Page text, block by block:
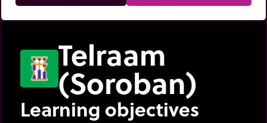
Telraam
(Soroban)
Learning objectives